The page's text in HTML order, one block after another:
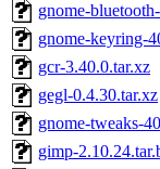
gnome-
gnome-keyring-
gcr-3.40.0.tar.xz
gegl-0.4.30.tar.xz
gnome-tweaks-
gimp-